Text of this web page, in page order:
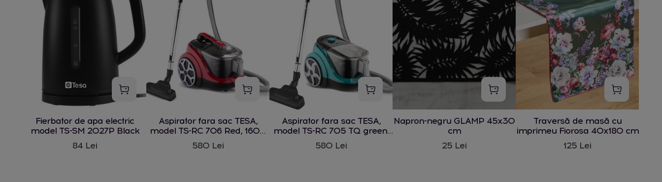
Fierbator de apa electric
model TS-SM 2027P Black
84 Lei
Aspirator fara sac TESA,
model TS-RC 706 Red, 1600
W
580 Lei
Aspirator fara sac TESA,
model TS-RC 705 TQ green,
1600 W
580 Lei
Napron-negru GLAMP 45x30
cm
25 Lei
Traversă de masă cu
imprimeu Fiorosa 40x180 cm
125 Lei